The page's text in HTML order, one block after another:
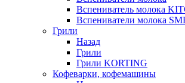
Вспениватель молока
Вспениватели молока
Грили
Назад
Грили
Грили KORTING
Кофеварки, кофемашины